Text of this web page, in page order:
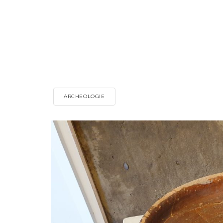
ARCHEOLOGIE